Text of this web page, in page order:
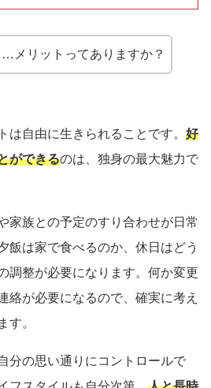
メリットってありますか？
は自由に生きられることです。 好
ができるのは、独身の最大魅力で
家族との予定のすり合わせが日常
飯は家で食べるのか、休日はどう
調整が必要になります。何か変更
絡が必要になるので、確実に考え
す。
分の思い通りにコントロールで